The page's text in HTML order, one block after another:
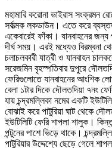
মহামারি করোনা ভাইরাস সংক্রমন
সর্বাত্মক লকডাউন। এতে করে
একেবারেই ফাঁকা। যানবাহনের জন্য
দীর্ঘ সময়। এরই মধ্যেও বিরম্বনা
চলাচলকারী যাত্রী ও যানবাহন
সরেজমিন বৃহস্পতিবার দুপুরে
ফেরিগুলোতে যানবাহনের আংশিক
বেলা ১টার দিকে দৌলতদিয়া ৭নং
যায় চন্দ্রমল্লিকা নমের একটি
বোঝাই করে পাটুরিয়া ঘাট থেকে
ইউটিলিটি ফেরি শাপলা শালুক।
পন্টুনের পাশে ভিড়ে থাকে।
পাটুরিয়ার উদ্দেশ্যে ছেড়ে গেলে